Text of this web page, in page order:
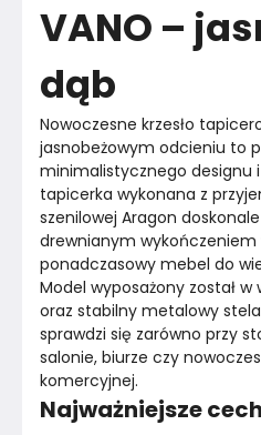
Wykonanie oparcia
Wykończenie nogi
Wykonanie stelaża
Wykończenie stelaża
Wykończenie oparcia
Konstrukcja podstawy
Wykończenie siedziska
Kolor
Kolor nóżek
VANO –
dąb
Nowoczesne krzesło
jasnobeżowym odcieniu to
minimalistycznego designu
tapicerka wykonana z
szenilowej Aragon
drewnianym wykończeniem
ponadczasowy mebel do
Model wyposażony został w
oraz stabilny metalowy
sprawdzi się zarówno przy
salonie, biurze czy
komercyjnej.
Najważniejsze